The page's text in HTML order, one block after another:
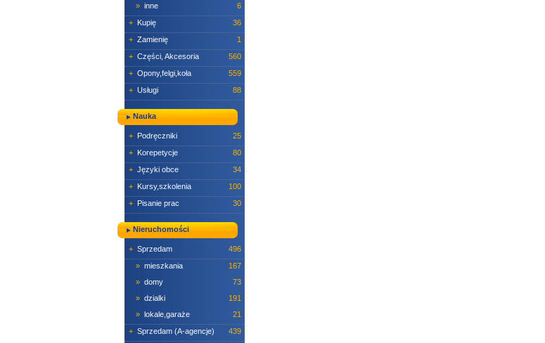
» inne
6
+ Kupię
36
+ Zamienię
1
+ Części, Akcesoria
560
+ Opony,felgi,koła
559
+ Usługi 88
Nauka
+ Podręczniki
25
+ Korepetycje
80
+ Języki obce
34
+ Kursy,szkolenia
100
+ Pisanie prac 30
Nieruchomości
+ Sprzedam
496
» mieszkania
167
» domy
73
» dzialki
191
» lokale,garaże
21
+ Sprzedam (A-agencje)
439